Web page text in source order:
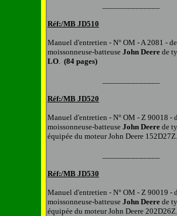
Réf:/MB JD510
Manuel d'entretien - N° OM - A 2081 - d
moissonneuse-batteuse John Deere de
LO. (84 pages)
Réf:/MB JD520
Manuel d'entretien - N° OM - Z 90018 - d
moissonneuse-batteuse John Deere de
équipée du moteur John Deere 152D27Z.
Réf:/MB JD530
Manuel d'entretien - N° OM - Z 90019 - d
moissonneuse-batteuse John Deere de
équipée du moteur John Deere 202D26Z.